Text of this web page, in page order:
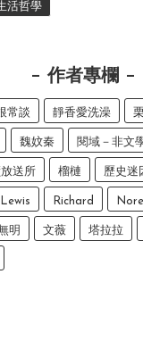
活哲學
作者專欄
常談 靜香愛洗澡
魏妏秦 閱域－非文
送所 榴槤 歷史迷
Richard
明 文薇 塔拉拉